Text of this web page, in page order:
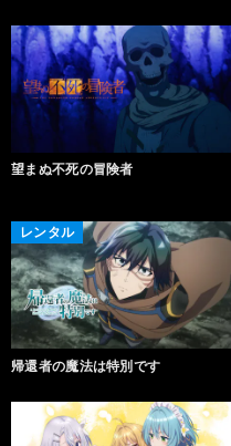
望まぬ不死の冒険者
レンタル
帰還者の魔法は特別です